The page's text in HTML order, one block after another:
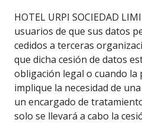
HOTEL URPI SOCIEDAD
usuarios de que sus datos
cedidos a terceras
que dicha cesión de datos
obligación legal o cuando la
implique la necesidad de
un encargado de
solo se llevará a cabo la